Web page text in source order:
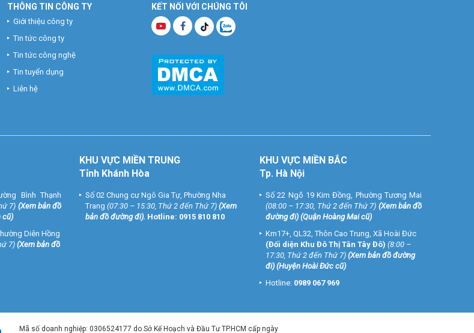
KẾT NỐI VỚI CHÚNG TÔI
THÔNG TIN CÔNG TY
Giới thiệu công ty
Tin tức công ty
Tin tức công nghệ
Tin tuyển dụng
Liên hệ
Bình Thạnh
7) (Xem bản đồ
cũ)
Diên Hồng
7)(Xem bản đồ
KHU VỰC MIỀN TRUNG
Tỉnh Khánh Hòa
Số 02 Chung cư Ngô Gia Tự, Phường Nha
Trang (07:30 – 15:30, Thứ 2 đến Thứ 7) (Xem
bản đồ đường đi). Hotline: 0915 810 810
KHU VỰC MIỀN BẮC
Tp. Hà Nội
Số 22 Ngõ 19 Kim Đồng, Phường Tương Mai
(08:00 – 17:30, Thứ 2 đến Thứ 7) (Xem bản đồ
đường đi) (Quận Hoàng Mai cũ)
Km17+, QL32, Thôn Cao Trung, Xã Hoài Đức
(Đối diện Khu Đô Thị Tân Tây Đô) (8:00 –
17:30, Thứ 2 đến Thứ 7) (Xem bản đồ đường
đi) (Huyện Hoài Đức cũ)
Hotline: 0989 067 969
Mã số doanh nghiệp: 0306524177 do Sở Kế Hoạch và Đầu Tư TP.HCM cấp ngày